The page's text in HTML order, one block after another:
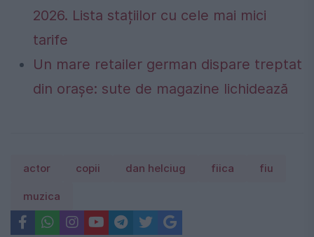
2026. Lista stațiilor cu cele mai mici
tarife
Un mare retailer german dispare treptat
din orașe: sute de magazine lichidează
actor copii dan helciug fiica fiu
muzica